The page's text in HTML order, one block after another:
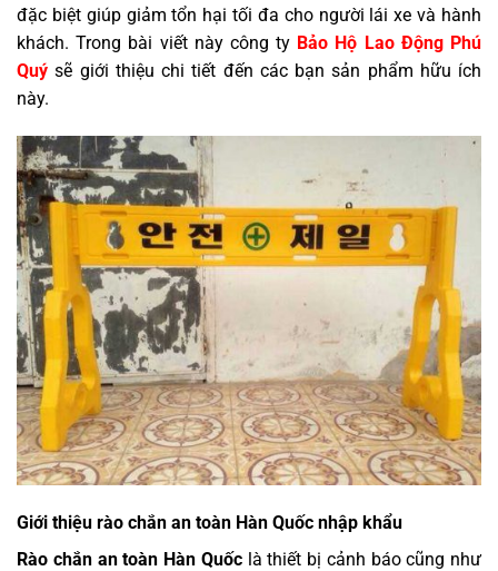
đặc biệt giúp giảm tổn hại tối đa cho người lái xe và hành
khách. Trong bài viết này công ty Bảo Hộ Lao Động Phú
Quý sẽ giới thiệu chi tiết đến các bạn sản phẩm hữu ích
này.
Giới thiệu rào chắn an toàn Hàn Quốc nhập khẩu
Rào chắn an toàn Hàn Quốclà thiết bị cảnh báo cũng như